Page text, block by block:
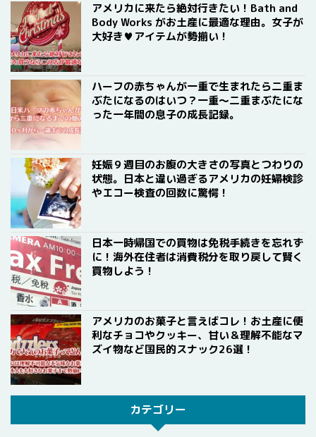
アメリカに来たら絶対行きたい！Bath and
Body Works がお土産に最適な理由。女子が
大好き♥アイテムが勢揃い！
ハーフの赤ちゃんが一重で生まれたら二重ま
ぶたになるのはいつ？一重〜二重まぶたにな
った一年間の息子の成長記録。
妊娠９週目のお腹の大きさの写真とつわりの
状態。日本と違い過ぎるアメリカの妊婦検診
やエコー検査の回数に驚愕！
日本一時帰国での買物は免税手続きを忘れず
に！海外在住者は消費税分を取り戻して賢く
買物しよう！
アメリカのお菓子と言えばコレ！お土産に便
利なチョコやクッキー、甘い＆理解不能なマ
ズイ物など国民的スナック26選！
カテゴリー